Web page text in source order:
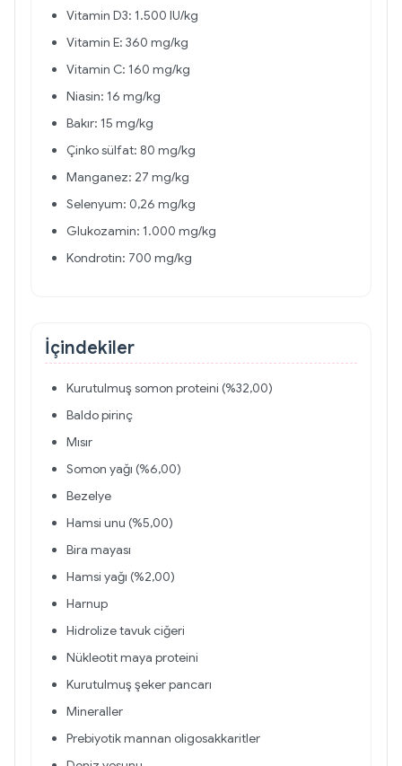
Vitamin D3: 1.500 IU/kg
Vitamin E: 360 mg/kg
Vitamin C: 160 mg/kg
Niasin: 16 mg/kg
Bakır: 15 mg/kg
Çinko sülfat: 80 mg/kg
Manganez: 27 mg/kg
Selenyum: 0,26 mg/kg
Glukozamin: 1.000 mg/kg
Kondrotin: 700 mg/kg
İçindekiler
Kurutulmuş somon proteini (%32,00)
Baldo pirinç
Mısır
Somon yağı (%6,00)
Bezelye
Hamsi unu (%5,00)
Bira mayası
Hamsi yağı (%2,00)
Harnup
Hidrolize tavuk ciğeri
Nükleotit maya proteini
Kurutulmuş şeker pancarı
Mineraller
Prebiyotik mannan oligosakkaritler